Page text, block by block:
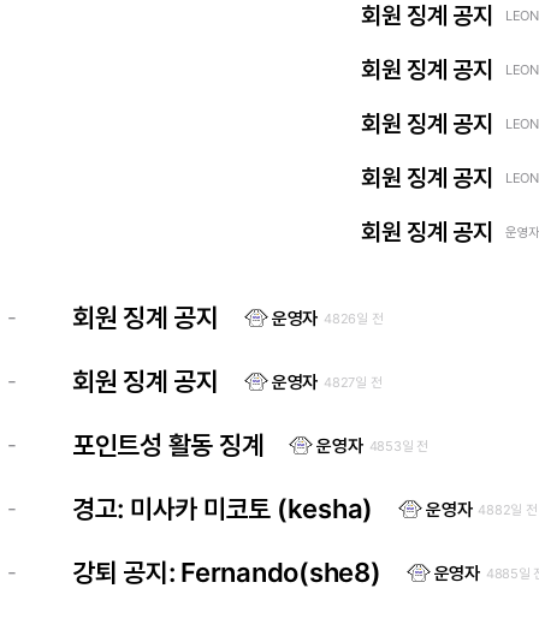
회원 징계 공지
회원 징계 공지
회원 징계 공지
회원 징계 공지
회원 징계 공지 운영
- 회원 징계 공지 운영자 4826일 전
- 회원 징계 공지 운영자 4827일 전
- 포인트성 활동 징계 운영자 4853일 전
- 경고: 미사카 미코토 (kesha) 운영자 4882일 전
- 강퇴 공지: Fernando(she8) 운영자 4885일